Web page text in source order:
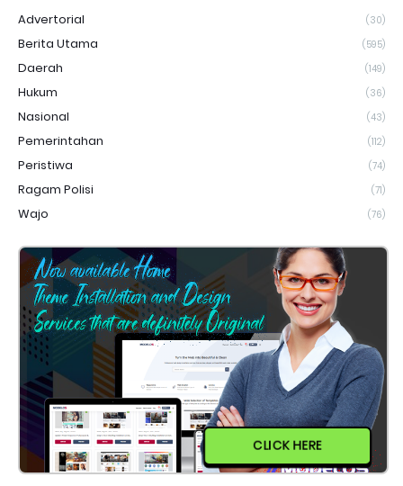
Advertorial (30)
Berita Utama (595)
Daerah (149)
Hukum (36)
Nasional (43)
Pemerintahan (112)
Peristiwa (74)
Ragam Polisi (71)
Wajo (76)
CLICK HERE